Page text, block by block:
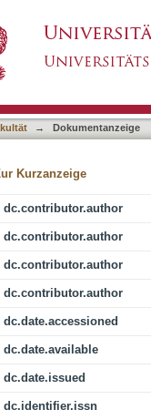
→ Dokumentanzeige
Kurzanzeige
dc.contributor.author
dc.contributor.author
dc.contributor.author
dc.contributor.author
dc.date.accessioned
dc.date.available
dc.date.issued
dc.identifier.issn